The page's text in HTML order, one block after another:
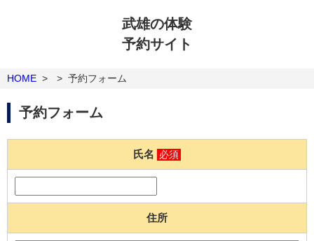
武雄の体験
予約サイト
HOME > > 予約フォーム
予約フォーム
氏名 必須
住所